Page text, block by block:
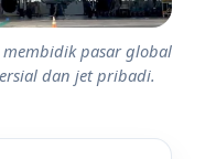
membidik pasar global
dan jet pribadi.